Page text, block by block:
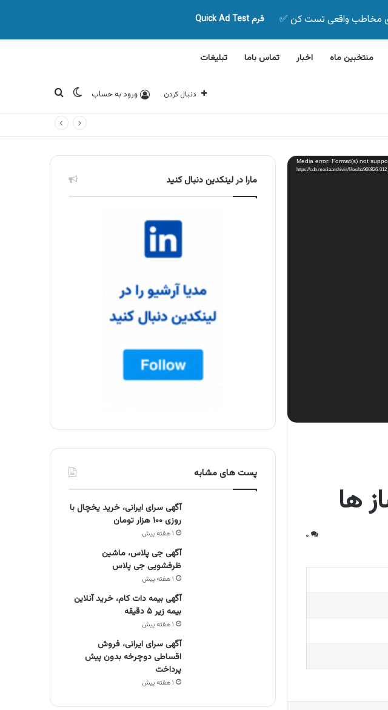
فرم Quick Ad Test
منتخبین ماه اخبار تماس باما تبلیغات
دنبال کردن ورود به حساب تغییر پوسته
جستجو برای
Media error: Format(s) not
ها
۰
مارا در لینکدین دنبال کنید
پست های مشابه
آگهی سرای ایرانی، خرید یخچال با
روزی ۱۰۰ هزار تومان
۱ هفته پیش
آگهی جی پلاس، ماشین
ظرفشویی جی پلاس
۱ هفته پیش
آگهی بیمه دات کام، خرید آنلاین
بیمه زیر ۵ دقیقه
۱ هفته پیش
آگهی سرای ایرانی، فروش
اقساطی دوچرخه بدون پیش
پرداخت
۱ هفته پیش